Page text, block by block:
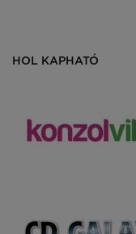
HOL KAPHATÓ